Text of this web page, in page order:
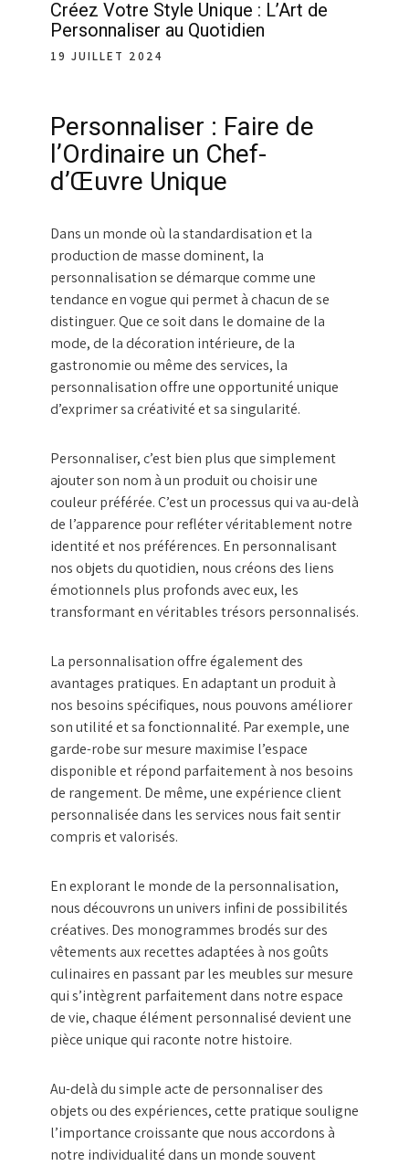
Créez Votre Style Unique : L’Art de
Personnaliser au Quotidien
19 JUILLET 2024
Personnaliser : Faire de
l’Ordinaire un Chef-
d’Œuvre Unique
Dans un monde où la standardisation et la
production de masse dominent, la
personnalisation se démarque comme une
tendance en vogue qui permet à chacun de se
distinguer. Que ce soit dans le domaine de la
mode, de la décoration intérieure, de la
gastronomie ou même des services, la
personnalisation offre une opportunité unique
d’exprimer sa créativité et sa singularité.
Personnaliser, c’est bien plus que simplement
ajouter son nom à un produit ou choisir une
couleur préférée. C’est un processus qui va au-delà
de l’apparence pour refléter véritablement notre
identité et nos préférences. En personnalisant
nos objets du quotidien, nous créons des liens
émotionnels plus profonds avec eux, les
transformant en véritables trésors personnalisés.
La personnalisation offre également des
avantages pratiques. En adaptant un produit à
nos besoins spécifiques, nous pouvons améliorer
son utilité et sa fonctionnalité. Par exemple, une
garde-robe sur mesure maximise l’espace
disponible et répond parfaitement à nos besoins
de rangement. De même, une expérience client
personnalisée dans les services nous fait sentir
compris et valorisés.
En explorant le monde de la personnalisation,
nous découvrons un univers infini de possibilités
créatives. Des monogrammes brodés sur des
vêtements aux recettes adaptées à nos goûts
culinaires en passant par les meubles sur mesure
qui s’intègrent parfaitement dans notre espace
de vie, chaque élément personnalisé devient une
pièce unique qui raconte notre histoire.
Au-delà du simple acte de personnaliser des
objets ou des expériences, cette pratique souligne
l’importance croissante que nous accordons à
notre individualité dans un monde souvent